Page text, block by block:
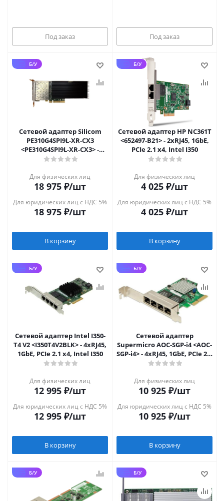
Под заказ Под заказ
Б/У
Сетевой адаптер Silicom
PE310G4SPI9L-XR-CX3
<PE310G4SPI9L-XR-CX3> -
4xSFP+, 10GbE, PCIe 2.0 x8,
Для физических лиц
18 975 ₽/шт
Для юридических лиц с НДС 5%
18 975 ₽/шт
В корзину
Б/У
Сетевой адаптер HP NC361T
<652497-B21> - 2xRJ45, 1GbE,
PCIe 2.1 x4, Intel I350
Для физических лиц
4 025 ₽/шт
Для юридических лиц с НДС 5%
4 025 ₽/шт
В корзину
Б/У
Сетевой адаптер Intel I350-
T4 V2 <I350T4V2BLK> - 4xRJ45,
1GbE, PCIe 2.1 x4, Intel I350
Для физических лиц
12 995 ₽/шт
Для юридических лиц с НДС 5%
12 995 ₽/шт
В корзину
Б/У
Сетевой адаптер
Supermicro AOC-SGP-i4 <AOC-
SGP-i4> - 4xRJ45, 1GbE, PCIe 2.0
x4
Для физических лиц
10 925 ₽/шт
Для юридических лиц с НДС 5%
10 925 ₽/шт
В корзину
Б/У Б/У